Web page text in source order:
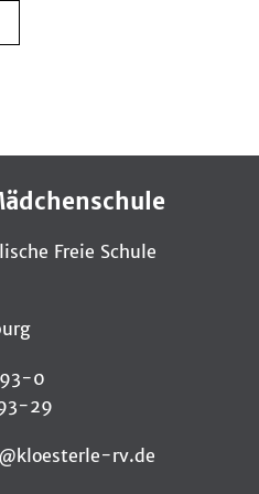
Freie Schule
0
29
@ kloesterle-rv.de